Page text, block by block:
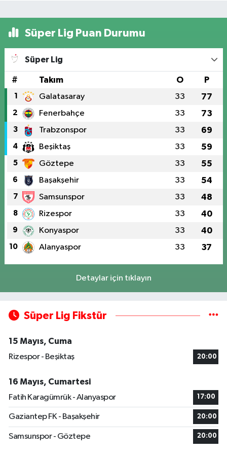
Süper Lig Puan Durumu
Süper Lig
# Takım O P
1 Galatasaray 33 77
2 Fenerbahçe 33 73
3 Trabzonspor 33 69
4 Beşiktaş 33 59
5 Göztepe 33 55
6 Başakşehir 33 54
7 Samsunspor 33 48
8 Rizespor 33 40
9 Konyaspor 33 40
10 Alanyaspor 33 37
Detaylar için tıklayın
Süper Lig Fikstür
15 Mayıs, Cuma
Rizespor - Beşiktaş
20:00
16 Mayıs, Cumartesi
Fatih Karagümrük - Alanyaspor
17:00
Gaziantep FK - Başakşehir 20:00
Samsunspor - Göztepe 20:00